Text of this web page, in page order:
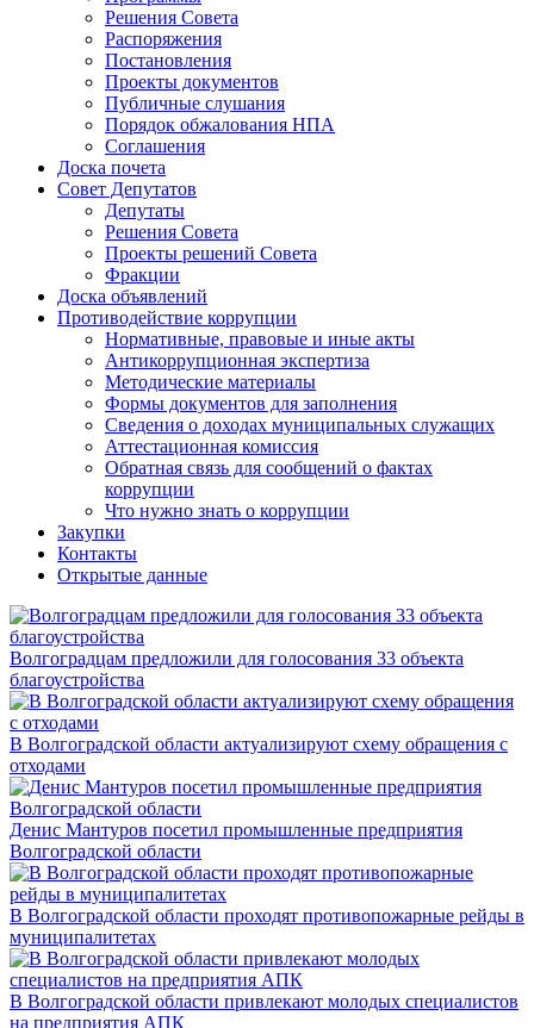
Решения Совета
Распоряжения
Постановления
Проекты документов
Публичные слушания
Порядок обжалования НПА
Соглашения
Доска почета
Совет Депутатов
Депутаты
Решения Совета
Проекты решений Совета
Фракции
Доска объявлений
Противодействие коррупции
Нормативные, правовые и иные акты
Антикоррупционная экспертиза
Методические материалы
Формы документов для заполнения
Сведения о доходах муниципальных служащих
Аттестационная комиссия
Обратная связь для сообщений о фактах
коррупции
Что нужно знать о коррупции
Закупки
Контакты
Открытые данные
Волгоградцам предложили для голосования 33 объекта
благоустройства
В Волгоградской области актуализируют схему обращения с
отходами
Денис Мантуров посетил промышленные предприятия
Волгоградской области
В Волгоградской области проходят противопожарные рейды в
муниципалитетах
В Волгоградской области привлекают молодых специалистов
на предприятия АПК